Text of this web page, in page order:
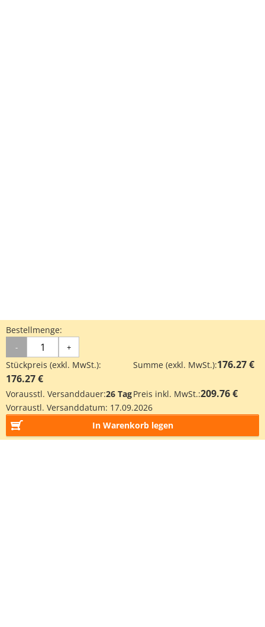
Bestellmenge:
- +
Stückpreis (exkl. MwSt.):
176.27 €
Summe (exkl. MwSt.):176.27 €
Vorausstl. Versanddauer:26 TagPreis inkl. MwSt.:209.76 €
Vorraustl. Versanddatum: 17.09.2026
In Warenkorb legen